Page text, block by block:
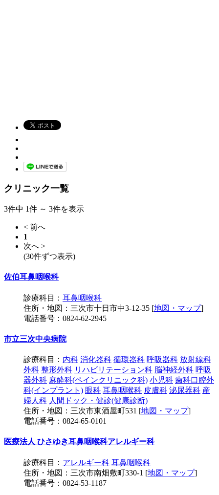
クリニック一覧
3件中 1件 ～ 3件を表示
< 前へ
1
次へ >
(30件ずつ表示)
佐伯耳鼻咽喉科
診療科目： 耳鼻咽喉科
住所・地図：三次市十日市中3-12-35 [地図・マップ]
電話番号：0824-62-2945
市立三次中央病院
診療科目： 内科 消化器科 循環器科 呼吸器科 放射線科
外科 整形外科 リハビリテーション科 脳神経外科 呼吸
器外科 麻酔科(ペインクリニック科) 小児科 歯科口腔外
科(インプラント) 眼科 耳鼻咽喉科 皮膚科 泌尿器科 産
婦人科 人間ドック・健診(健康診断)
住所・地図：三次市東酒屋町531 [地図・マップ]
電話番号：0824-65-0101
医療法人 ひさゆき耳鼻咽喉科アレルギー科
診療科目： アレルギー科 耳鼻咽喉科
住所・地図：三次市南畑敷町330-1 [地図・マップ]
電話番号：0824-53-1187